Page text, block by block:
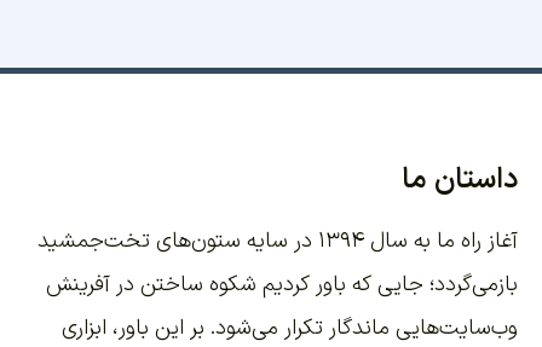
داستان ما
آغاز راه ما به سال ۱۳۹۴ در سایه ستون‌های تخت‌جمشید
بازمی‌گردد؛ جایی که باور کردیم شکوه ساختن در آفرینش
وب‌سایت‌هایی ماندگار تکرار می‌شود. بر این باور، ابزاری